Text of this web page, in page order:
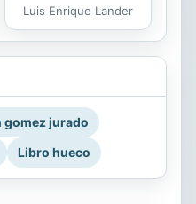
Luis Enrique Lander
gomez jurado
Libro hueco